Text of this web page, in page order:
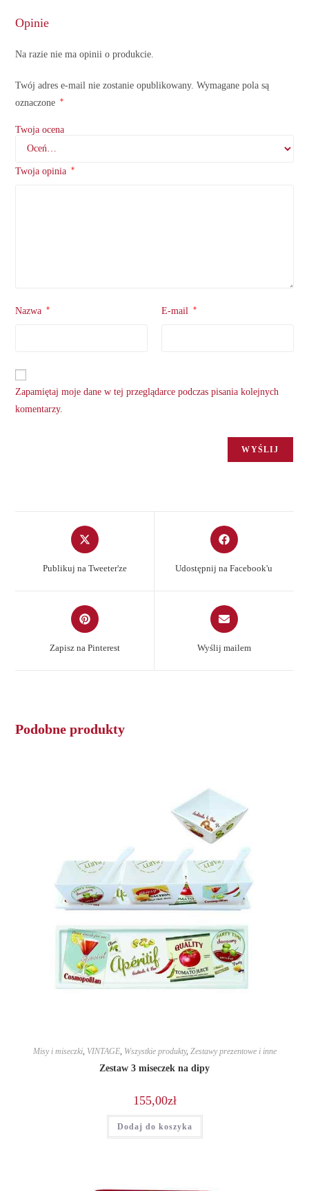
Opinie
Na razie nie ma opinii o produkcie.
Twój adres e-mail nie zostanie opublikowany. Wymagane pola są
oznaczone
*
Twoja ocena
Twoja opinia *
Nazwa * E-mail *
Zapamiętaj moje dane w tej przeglądarce podczas pisania kolejnych
komentarzy.
Opens
in
new
Publikuj na Tweeter'ze
Opens
in
new
Udostępnij na Facebook'u
Opens
in
Zapisz na Pinterest
Opens
in
new
Wyślij mailem
Podobne produkty
Misy i miseczki, VINTAGE, Wszystkie produkty, Zestawy prezentowe i inne
Zestaw 3 miseczek na dipy
155,00zł
Dodaj do koszyka